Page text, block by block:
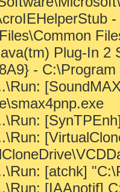
Plug-In 2
-
[atchk]
[IAAnotif]